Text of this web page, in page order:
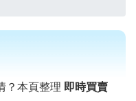
？本頁整理 即時買賣